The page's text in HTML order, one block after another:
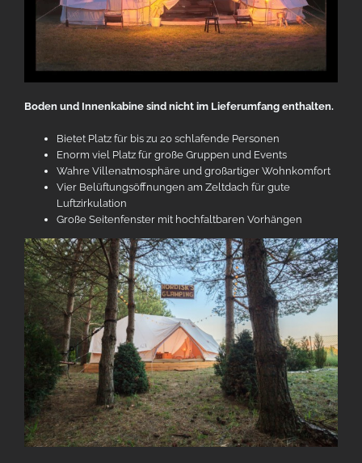
Boden und Innenkabine sind nicht im Lieferumfang enthalten.
Bietet Platz für bis zu 20 schlafende Personen
Enorm viel Platz für große Gruppen und Events
Wahre Villenatmosphäre und großartiger Wohnkomfort
Vier Belüftungsöffnungen am Zeltdach für gute
Luftzirkulation
Große Seitenfenster mit hochfaltbaren Vorhängen